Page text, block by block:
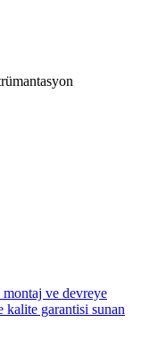
ve devreye
kalite garantisi sunan